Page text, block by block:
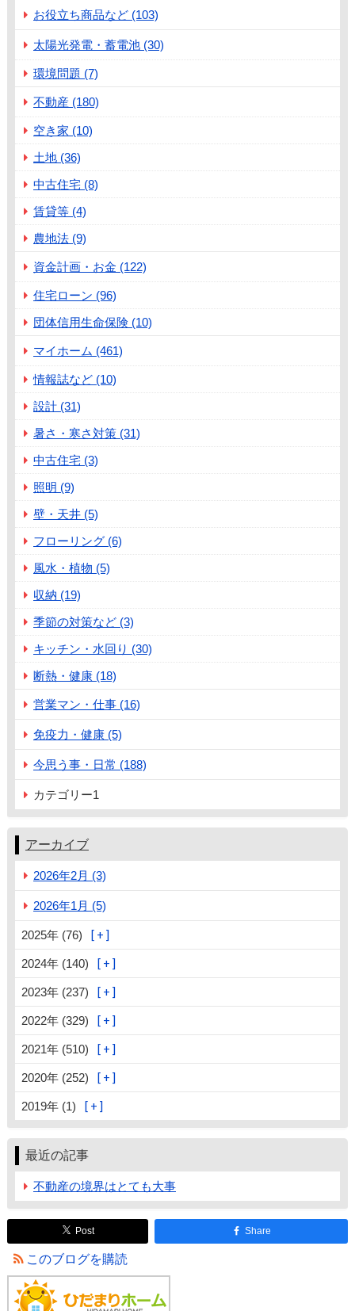
お役立ち商品など (103)
太陽光発電・蓄電池 (30)
環境問題 (7)
不動産 (180)
空き家 (10)
土地 (36)
中古住宅 (8)
賃貸等 (4)
農地法 (9)
資金計画・お金 (122)
住宅ローン (96)
団体信用生命保険 (10)
マイホーム (461)
情報誌など (10)
設計 (31)
暑さ・寒さ対策 (31)
中古住宅 (3)
照明 (9)
壁・天井 (5)
フローリング (6)
風水・植物 (5)
収納 (19)
季節の対策など (3)
キッチン・水回り (30)
断熱・健康 (18)
営業マン・仕事 (16)
免疫力・健康 (5)
今思う事・日常 (188)
カテゴリー1
アーカイブ
2026年2月 (3)
2026年1月 (5)
2025年 (76)
2024年 (140)
2023年 (237)
2022年 (329)
2021年 (510)
2020年 (252)
2019年 (1)
最近の記事
不動産の境界はとても大事
Post Share
このブログを購読